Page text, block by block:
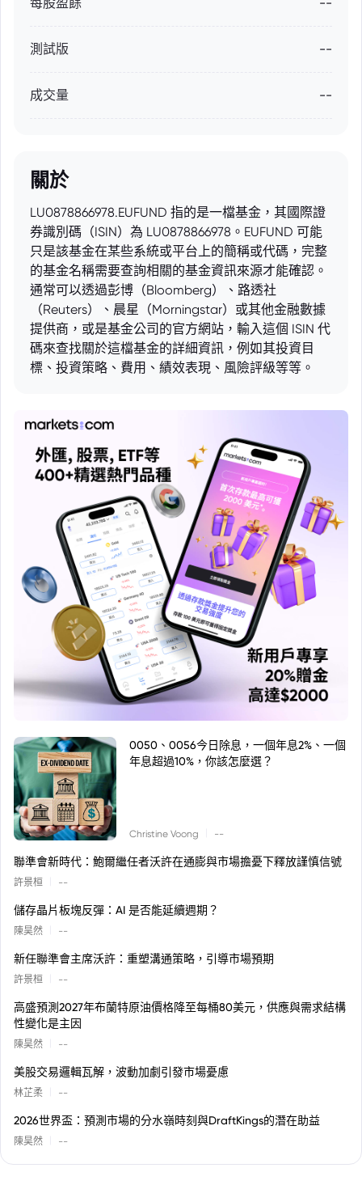
測試版 --
成交量 --
關於
LU0878866978.EUFUND 指的是一檔基金，其國際證
券識別碼（ISIN）為 LU0878866978。EUFUND 可能
只是該基金在某些系統或平台上的簡稱或代碼，完整
的基金名稱需要查詢相關的基金資訊來源才能確認。
通常可以透過彭博（Bloomberg）、路透社
（Reuters）、晨星（Morningstar）或其他金融數據
提供商，或是基金公司的官方網站，輸入這個 ISIN 代
碼來查找關於這檔基金的詳細資訊，例如其投資目
標、投資策略、費用、績效表現、風險評級等等。
0050、0056今日除息，一個年息2%、一個
年息超過10%，你該怎麼選？
Christine Voong --
聯準會新時代：鮑爾繼任者沃許在通膨與市場擔憂下釋放謹慎信號
許景桓 --
儲存晶片板塊反彈：AI 是否能延續週期？
陳昊然 --
新任聯準會主席沃許：重塑溝通策略，引導市場預期
許景桓 --
高盛預測2027年布蘭特原油價格降至每桶80美元，供應與需求結構
性變化是主因
陳昊然 --
美股交易邏輯瓦解，波動加劇引發市場憂慮
林芷柔 --
2026世界盃：預測市場的分水嶺時刻與DraftKings的潛在助益
陳昊然 --